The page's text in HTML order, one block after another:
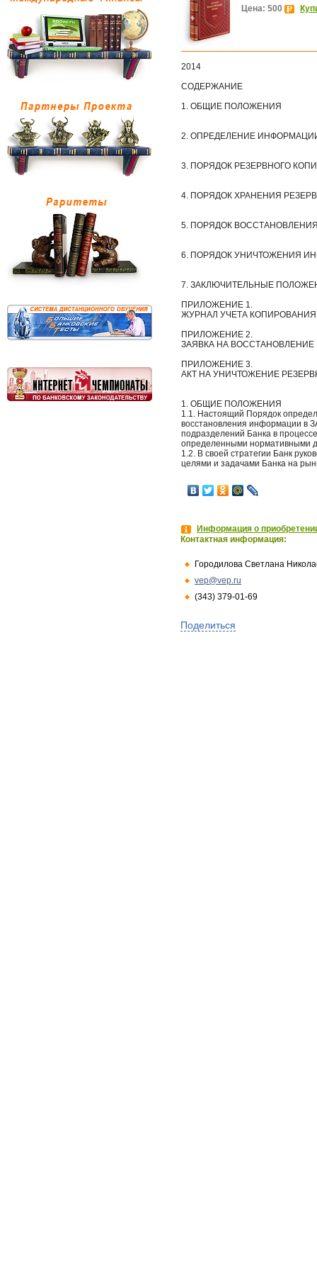
Цена: 500
2014
СОДЕРЖАНИЕ
1. ОБЩИЕ ПОЛОЖЕНИЯ
2. ОПРЕДЕЛЕНИЕ
3. ПОРЯДОК РЕЗЕРВНОГО
4. ПОРЯДОК ХРАНЕНИЯ
5. ПОРЯДОК
6. ПОРЯДОК УНИЧТОЖЕНИЯ
7. ЗАКЛЮЧИТЕЛЬНЫЕ
ПРИЛОЖЕНИЕ 1.
ЖУРНАЛ УЧЕТА
ПРИЛОЖЕНИЕ 2.
ЗАЯВКА НА
ПРИЛОЖЕНИЕ 3.
АКТ НА УНИЧТОЖЕНИЕ
1. ОБЩИЕ ПОЛОЖЕНИЯ
1.1. Настоящий Порядок
восстановления информации в
подразделений Банка в
определенными нормативными
1.2. В своей стратегии Банк
целями и задачами Банка на
Информация о
Контактная информация:
Городилова Светлана
vep@vep.ru
(343) 379-01-69
Поделиться